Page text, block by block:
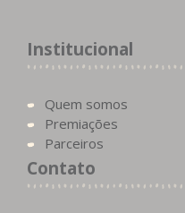
Institucional
Quem somos
Premiações
Parceiros
Contato